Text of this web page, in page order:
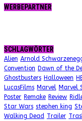
WERBEPARTNER
SCHLAGWÖRTER
Alien Arnold
Convention Dawn of the
Ghostbusters Halloween
LucasFilms Marvel Marvel
Poster Remake Review
Star Wars stephen king
Walking Dead Trailer